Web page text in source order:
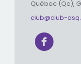
Québec (Qc),
club@club-